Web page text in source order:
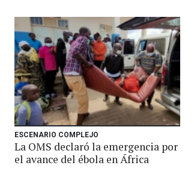
ESCENARIO COMPLEJO
La OMS declaró la emergencia por
el avance del ébola en África